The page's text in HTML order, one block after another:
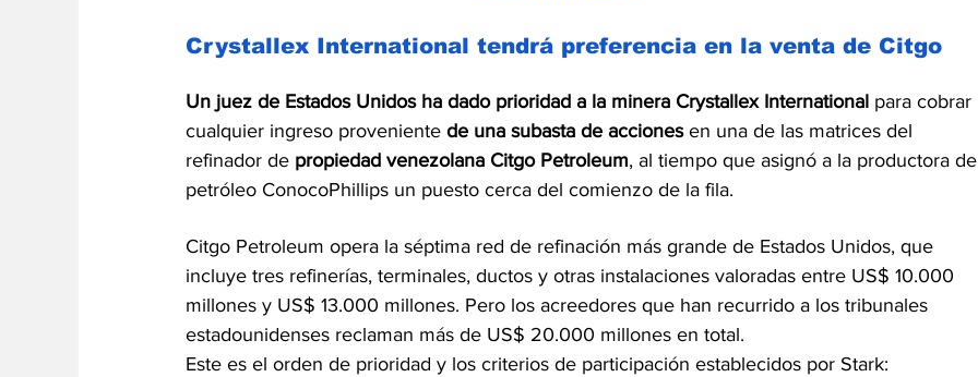
Crystallex International tendrá preferencia en la venta de Citgo
Un juez de Estados Unidos ha dado prioridad a la minera Crystallex International para cobrar
cualquier ingreso proveniente de una subasta de acciones en una de las matrices del
refinador de propiedad venezolana Citgo Petroleum, al tiempo que asignó a la productora
petróleo ConocoPhillips un puesto cerca del comienzo de la fila.
Citgo Petroleum opera la séptima red de refinación más grande de Estados Unidos, que
incluye tres refinerías, terminales, ductos y otras instalaciones valoradas entre US$ 10.000
millones y US$ 13.000 millones. Pero los acreedores que han recurrido a los tribunales
estadounidenses reclaman más de US$ 20.000 millones en total.
Este es el orden de prioridad y los criterios de participación establecidos por Stark: